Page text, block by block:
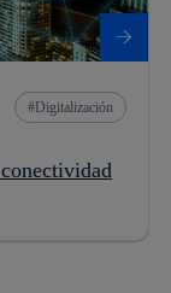
Digitalización